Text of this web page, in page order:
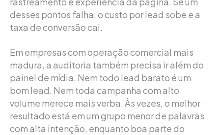
desses pontos falha, o custo por lead sobe e a
taxa de conversão cai.
Em empresas com operação comercial mais
madura, a auditoria também precisa ir além do
painel de mídia. Nem todo lead barato é um
bom lead. Nem toda campanha com alto
volume merece mais verba. Às vezes, o melhor
resultado está em um grupo menor de palavras
com alta intenção, enquanto boa parte do